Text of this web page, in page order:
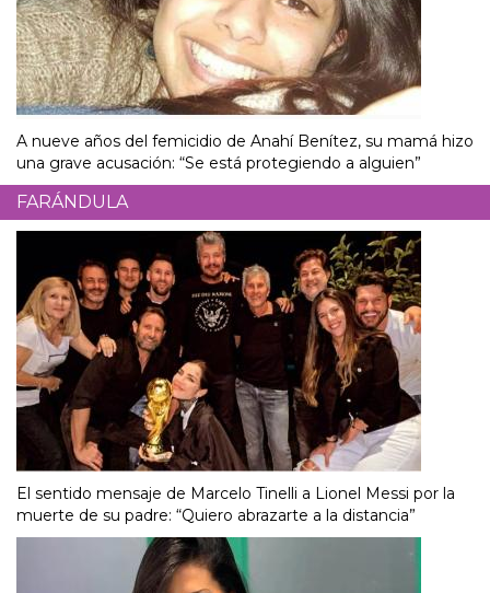
A nueve años del femicidio de Anahí Benítez, su mamá hizo
una grave acusación: “Se está protegiendo a alguien”
FARÁNDULA
El sentido mensaje de Marcelo Tinelli a Lionel Messi por la
muerte de su padre: “Quiero abrazarte a la distancia”